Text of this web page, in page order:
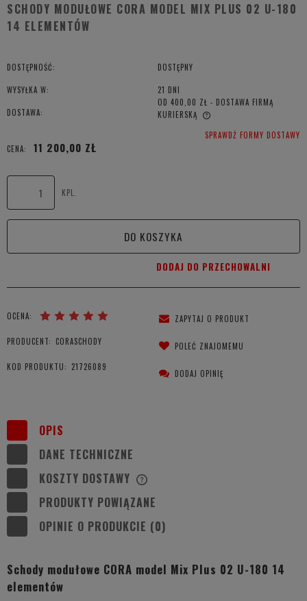
SCHODY MODUŁOWE CORA MODEL MIX PLUS 02 U-180
14 ELEMENTÓW
DOSTĘPNOŚĆ: DOSTĘPNY
WYSYŁKA W: 21 DNI
DOSTAWA:
OD 400,00 ZŁ - DOSTAWA FIRMĄ
KURIERSKĄ
CENA NIE ZAWIERA EWENTUALNYCH KOSZTÓW PŁATNOŚCISPRAWDŹ FORMY DOSTAWY
CENA:
11 200,00 ZŁ
KPL.
DO KOSZYKA
DODAJ DO PRZECHOWALNI
OCENA:
PRODUCENT: CORASCHODY
KOD PRODUKTU: 21726089
ZAPYTAJ O PRODUKT
POLEĆ ZNAJOMEMU
DODAJ OPINIĘ
OPIS
DANE TECHNICZNE
KOSZTY DOSTAWY
KOSZTÓW PŁATNOŚCI
PRODUKTY POWIĄZANE
OPINIE O PRODUKCIE (0)
Schody modułowe CORA model Mix Plus 02 U-180 14
elementów